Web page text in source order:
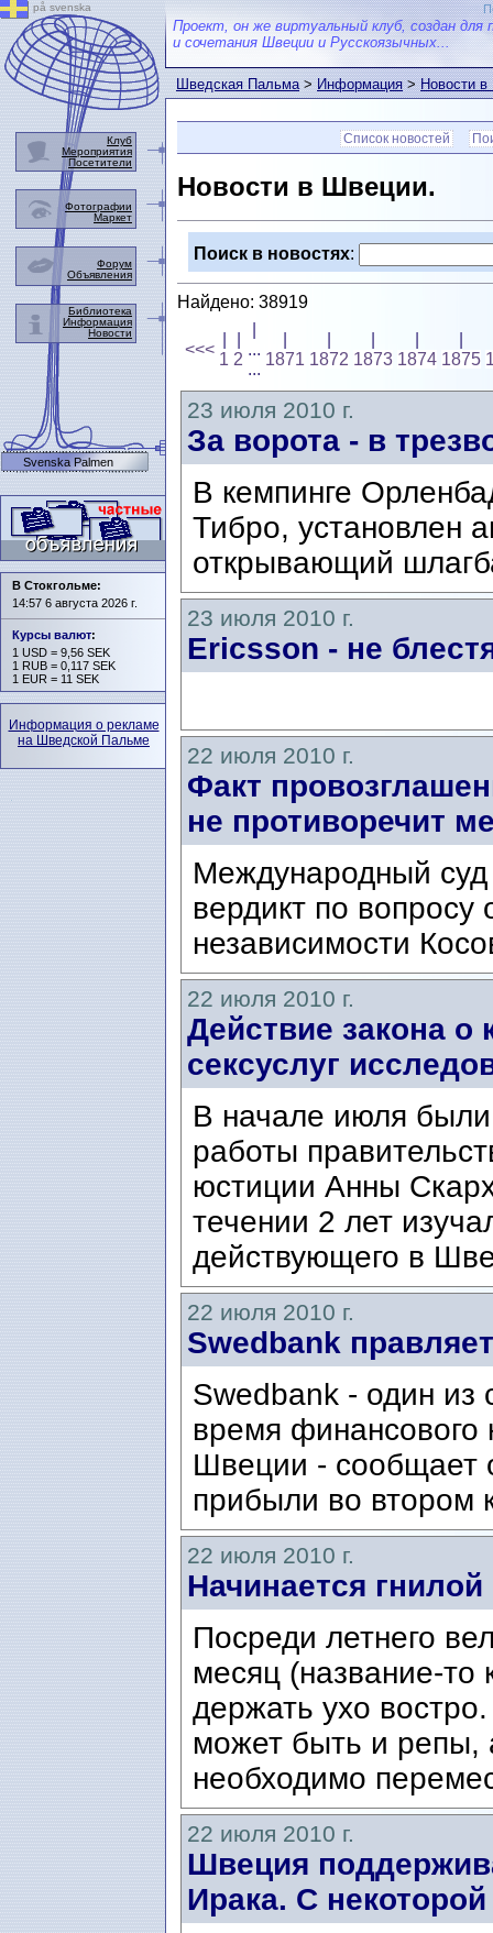
Проект, он же виртуальный клуб, создан для
и сочетания Швеции и Русскоязычных...
Шведская Пальма>Информация>Новости
Список новостей
Новости в Швеции.
Поиск в новостях:
Найдено: 38919
<<<
1 2
...
...
1871 1872 1873 1874 1875
23 июля 2010 г.
За ворота - в
В кемпинге
Тибро, установлен
открывающий
23 июля 2010 г.
Ericsson - не
22 июля 2010 г.
Факт
не противоречит
Международный
вердикт по вопросу
независимости
22 июля 2010 г.
Действие закона о
сексуслуг
В начале июля были
работы
юстиции Анны
течении 2 лет
действующего в
22 июля 2010 г.
Swedbank
Swedbank - один из
время финансового
Швеции - сообщает
прибыли во втором
22 июля 2010 г.
Начинается
Посреди летнего
месяц (название-то
держать ухо
может быть и репы,
необходимо
22 июля 2010 г.
Швеция
Ирака. С
på svenska
Клуб
Мероприятия
Посетители
Фотографии
Маркет
Форум
Объявления
Библиотека
Информация
Новости
Svenska Palmen
В Стокгольме:
14:57 6 августа 2026 г.
Курсы валют:
1 USD = 9,56 SEK
1 RUB = 0,117 SEK
1 EUR = 11 SEK
Информация о рекламе
на Шведской Пальме